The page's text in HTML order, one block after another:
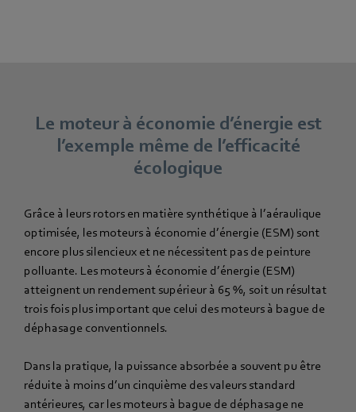
Le moteur à économie d’énergie est
l’exemple même de l’efficacité
écologique
Grâce à leurs rotors en matière synthétique à l’aéraulique
optimisée, les moteurs à économie d’énergie (ESM) sont
encore plus silencieux et ne nécessitent pas de peinture
polluante. Les moteurs à économie d’énergie (ESM)
atteignent un rendement supérieur à 65 %, soit un résultat
trois fois plus important que celui des moteurs à bague de
déphasage conventionnels.
Dans la pratique, la puissance absorbée a souvent pu être
réduite à moins d’un cinquième des valeurs standard
antérieures, car les moteurs à bague de déphasage ne